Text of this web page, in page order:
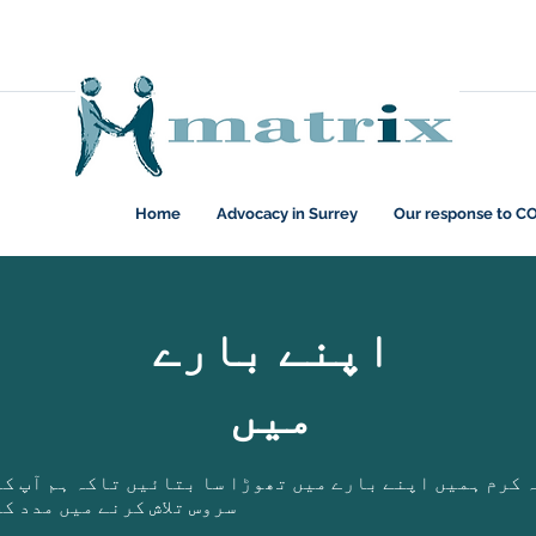
Home Advocacy in Surrey Our response to
اپنے بارے
میں
کرم ہمیں اپنے بارے میں تھوڑا سا بتائیں تاکہ ہم آپ
سروس تلاش کرنے میں مدد